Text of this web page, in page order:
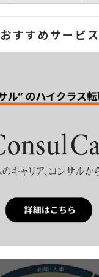
おすすめサービス